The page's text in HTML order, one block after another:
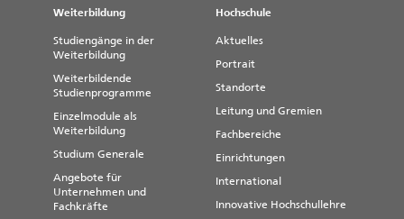
Weiterbildung
Studiengänge in der
Weiterbildung
Weiterbildende
Studienprogramme
Einzelmodule als
Weiterbildung
Studium Generale
Angebote für
Unternehmen und
Fachkräfte
Hochschule
Aktuelles
Portrait
Standorte
Leitung und Gremien
Fachbereiche
Einrichtungen
International
Innovative Hochschullehre